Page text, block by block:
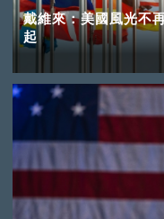
戴維來：美國風光不
起